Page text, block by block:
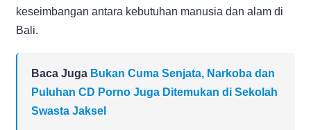
keseimbangan antara kebutuhan manusia dan alam di
Bali.
Baca Juga Bukan Cuma Senjata, Narkoba dan
Puluhan CD Porno Juga Ditemukan di Sekolah
Swasta Jaksel